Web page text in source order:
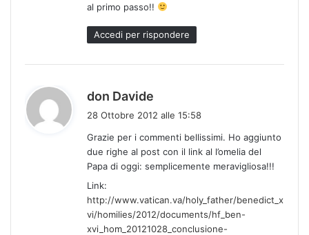
al primo passo!!
Accedi per rispondere
don Davide
e
t
t
:
28 Ottobre 2012 alle 15:58
Grazie per i commenti bellissimi. Ho aggiunto
due righe al post con il link al l’omelia del
Papa di oggi: semplicemente meravigliosa!!!
Link:
http://www.vatican.va/holy_father/benedict_x
vi/homilies/2012/documents/hf_ben-
xvi_hom_20121028_conclusione-